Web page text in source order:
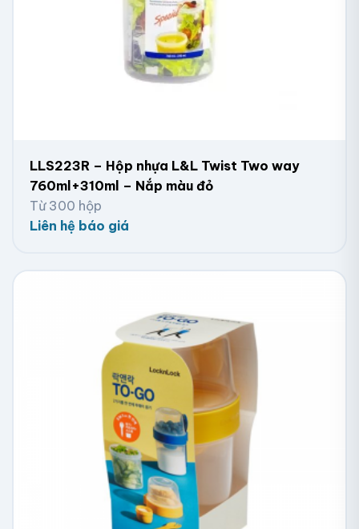
LLS223R – Hộp nhựa L&L Twist Two way
760ml+310ml – Nắp màu đỏ
Từ 300 hộp
Liên hệ báo giá